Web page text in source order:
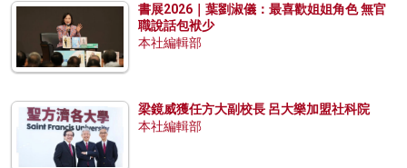
書展2026｜葉劉淑儀：最喜歡姐姐角色 無官
職說話包袱少
本社編輯部
梁鏡威獲任方大副校長 呂大樂加盟社科院
本社編輯部